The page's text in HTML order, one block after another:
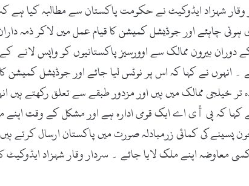
ایڈوکیٹ نے حکومت پاکستان سے مطالبہ کیا ہے کہ
چاہئے اور جوڈیشل کمیشن کا قیام عمل میں لاکر ذمہ
دوران بیرون ممالک سے اوورسیز پاکستانیوں کو واپس لانے
۔ انہوں نے کہا کہ اس پر نوٹس لیا جائے اور جوڈیشل کمیشن
خیلجی ممالک میں ہیں اور مزدور طبقے سے تعلق رکھتے ہیں
کہ پی آٗی اے ایک قومی ادارہ ہے اور مشکل کے وقت اپنے
پسینے کی کمائی زرمبادلہ صورت میں پاکستان ارسال کرتے
معاوضہ اپنے ملک لایا جائے ۔ سردار وقار شہزاد